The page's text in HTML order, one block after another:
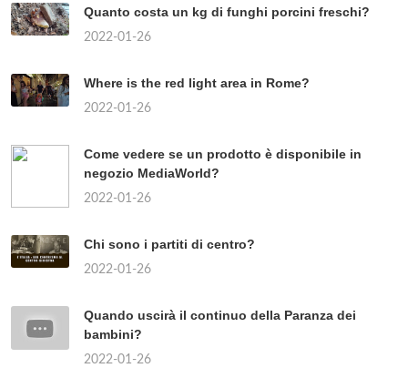
Quanto costa un kg di funghi porcini freschi?
2022-01-26
Where is the red light area in Rome?
2022-01-26
Come vedere se un prodotto è disponibile in
negozio MediaWorld?
2022-01-26
Chi sono i partiti di centro?
2022-01-26
Quando uscirà il continuo della Paranza dei
bambini?
2022-01-26